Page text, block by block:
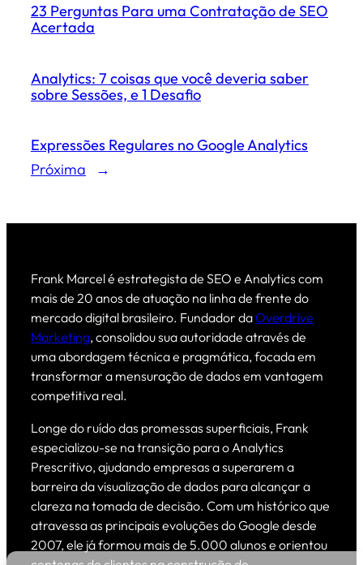
23 Perguntas Para uma Contratação de SEO
Acertada
Analytics: 7 coisas que você deveria saber
sobre Sessões, e 1 Desafio
Expressões Regulares no Google Analytics
Próxima
→
Frank Marcel é estrategista de SEO e Analytics com
mais de 20 anos de atuação na linha de frente do
mercado digital brasileiro. Fundador daOverdrive
Marketing, consolidou sua autoridade através de
uma abordagem técnica e pragmática, focada em
transformar a mensuração de dados em vantagem
competitiva real.
Longe do ruído das promessas superficiais, Frank
especializou-se na transição para o Analytics
Prescritivo, ajudando empresas a superarem a
barreira da visualização de dados para alcançar a
clareza na tomada de decisão. Com um histórico que
atravessa as principais evoluções do Google desde
2007, ele já formou mais de 5.000 alunos e orientou